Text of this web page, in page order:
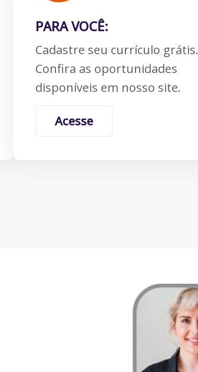
PARA VOCÊ:
Cadastre seu currículo grátis.
Confira as oportunidades
disponíveis em nosso site.
Acesse